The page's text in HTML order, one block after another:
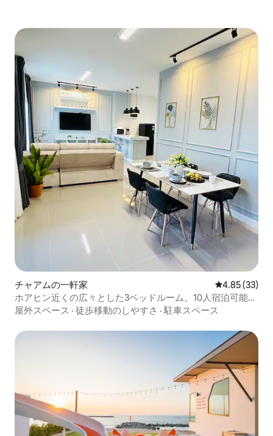
チャアムの一軒家 レビュー33
4.85 (33)
ホアヒン近くの広々とした3ベッドルーム。10人宿泊可能。
ペット同伴可。
屋外スペース · 徒歩移動のしやすさ ·駐車スペース